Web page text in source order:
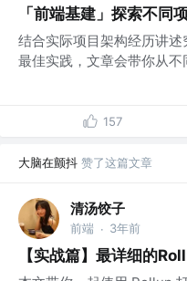
「前端基建」探索不同
结合实际项目架构经历讲
最佳实践，文章会带你从
157
大脑在颤抖 赞了这篇文章
清汤饺子
前端 · 3年前
【实战篇】最详细的